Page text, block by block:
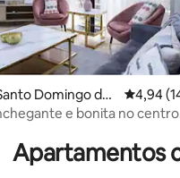
em 5 estrelas,
Domingo de
4,94
e bonita no centro
Apartamentos